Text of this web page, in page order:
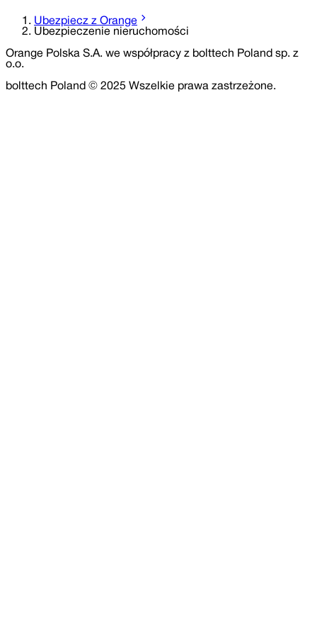
Ubezpiecz z Orange
Ubezpieczenie nieruchomości
Orange Polska S.A. we współpracy z bolttech Poland sp. z
o.o.
bolttech Poland © 2025 Wszelkie prawa zastrzeżone.